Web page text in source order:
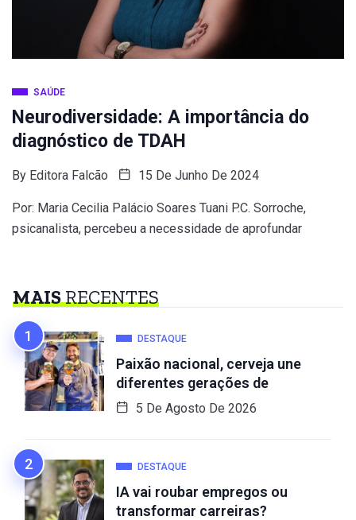
SAÚDE
Neurodiversidade: A importância do
diagnóstico de TDAH
By Editora Falcão 15 De Junho De 2024
Por: Maria Cecilia Palácio Soares Tuani P.C. Sorroche,
psicanalista, percebeu a necessidade de aprofundar
MAISRECENTES
DESTAQUE
Paixão nacional, cerveja une
diferentes gerações de
5 De Agosto De 2026
DESTAQUE
IA vai roubar empregos ou
transformar carreiras?